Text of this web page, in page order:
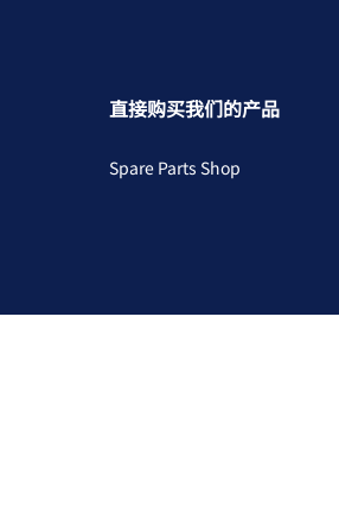
直接购买我们的产品
Spare Parts Shop